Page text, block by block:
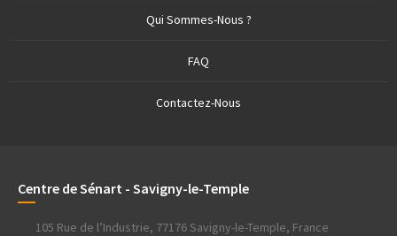
Qui Sommes-Nous ?
FAQ
Contactez-Nous
Centre de Sénart - Savigny-le-Temple
105 Rue de l’Industrie, 77176 Savigny-le-Temple, France